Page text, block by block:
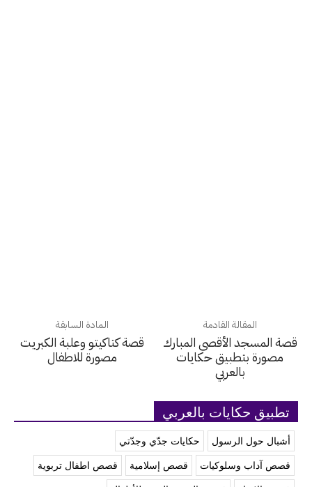
المادة السابقة
قصة كتاكيتو وعلبة الكبريت
مصورة للاطفال
المقالة القادمة
قصة المسجد الأقصى المبارك
مصورة بتطبيق حكايات
بالعربي
تطبيق حكايات بالعربي
أشبال حول الرسول حكايات جدّي وجدّتي
قصص آداب وسلوكيات قصص إسلامية قصص اطفال تربوية